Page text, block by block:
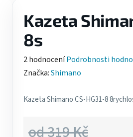
Kazeta
8s
Průměrné
hodnocení
je
2 hodnoceníPodrobnosti
Značka:Shimano
Kazeta Shimano CS-HG31-8
od 319 Kč